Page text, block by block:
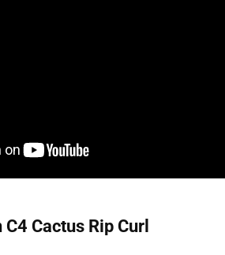
Cactus Rip Curl